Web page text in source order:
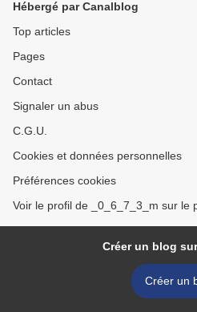
Hébergé par Canalblog
Top articles
Pages
Contact
Signaler un abus
C.G.U.
Cookies et données personnelles
Préférences cookies
Voir le profil de _0_6_7_3_m sur le
Créer un blog
Créer un